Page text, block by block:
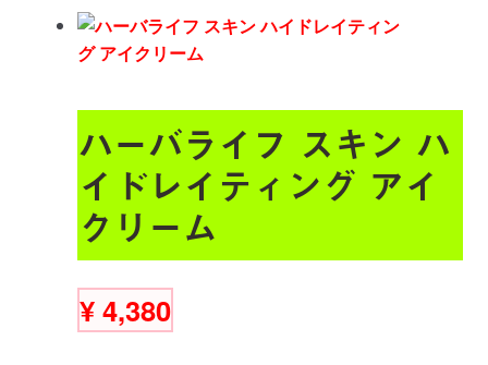
ハーバライフ スキン ハ
イドレイティング アイ
クリーム
¥4,380